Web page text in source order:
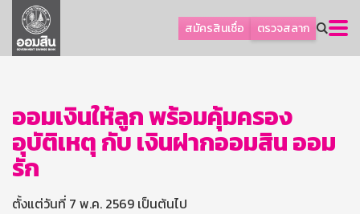
สมัครสินเชื่อ ตรวจสลาก
ลูกค้าธุรกิจ
ลูกค้าผู้ประกอบรายย่อย
ออมเพื่อสุข
เกี่ยวกับธนาคาร
การพัฒนาที่ยั่งยืน
ข่าวสาร
ออมเงินให้ลูก พร้อมคุ้มครอง
อุบัติเหตุ กับ เงินฝากออมสิน ออม
รัก
ตั้งแต่วันที่ 7 พ.ค. 2569 เป็นต้นไป